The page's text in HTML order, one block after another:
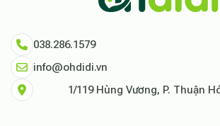
038.286.1579
info@ohdidi.vn
1/119 Hùng Vương, P. Thuận